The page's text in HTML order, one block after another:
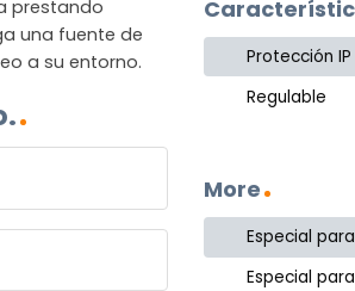
prestando
una fuente de
a su entorno.
Protección IP
Regulable
More
Especial
Especial